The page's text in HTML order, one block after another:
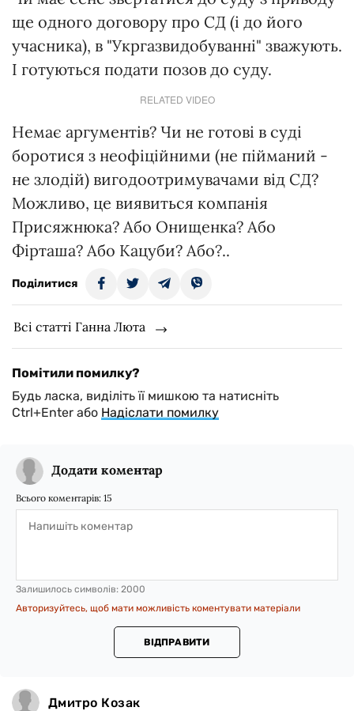
ще одного договору про СД (і до його
учасника), в "Укргазвидобуванні" зважують.
І готуються подати позов до суду.
RELATED VIDEO
Немає аргументів? Чи не готові в суді
боротися з неофіційними (не пійманий -
не злодій) вигодоотримувачами від СД?
Можливо, це виявиться компанія
Присяжнюка? Або Онищенка? Або
Фірташа? Або Кацуби? Або?..
Поділитися
Всі статті Ганна Люта
Помітили помилку?
Будь ласка, виділіть її мишкою та натисніть
Ctrl+Enter або Надіслати помилку
Додати коментар
Всього коментарів: 15
Залишилось символів: 2000
Авторизуйтесь, щоб мати можливість коментувати матеріали
ВІДПРАВИТИ
Дмитро Козак